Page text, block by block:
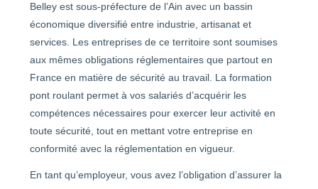
Belley est sous-préfecture de l’Ain avec un bassin
économique diversifié entre industrie, artisanat et
services. Les entreprises de ce territoire sont soumises
aux mêmes obligations réglementaires que partout en
France en matière de sécurité au travail. La formation
pont roulant permet à vos salariés d’acquérir les
compétences nécessaires pour exercer leur activité en
toute sécurité, tout en mettant votre entreprise en
conformité avec la réglementation en vigueur.
En tant qu’employeur, vous avez l’obligation d’assurer la